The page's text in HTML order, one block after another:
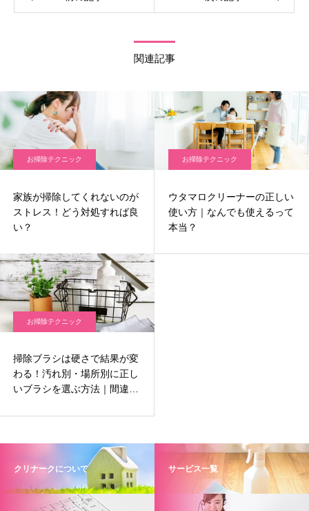
関連記事
お掃除テクニック
家族が掃除してくれないのが
ストレス！どう対処すれば良
い？
お掃除テクニック
ウタマロクリーナーの正しい
使い方｜なんでも使えるって
本当？
お掃除テクニック
掃除ブラシは硬さで結果が変
わる！汚れ別・場所別に正し
いブラシを選ぶ方法｜間違え
クリナークについて サービス一覧